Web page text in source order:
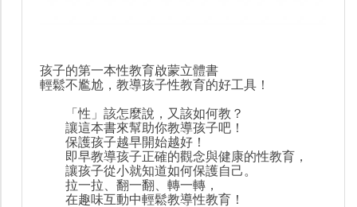
孩子的第一本性教育啟蒙立體書
輕鬆不尷尬，教導孩子性教育的好工具！
「性」該怎麼說，又該如何教？
讓這本書來幫助你教導孩子吧！
保護孩子越早開始越好！
即早教導孩子正確的觀念與健康的性教育，
讓孩子從小就知道如何保護自己。
拉一拉、翻一翻、轉一轉，
在趣味互動中輕鬆教導性教育！